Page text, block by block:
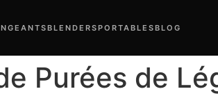
BLENDERSPORTABLESBLOG
Purées de